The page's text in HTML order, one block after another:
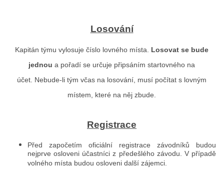
Losování
Kapitán týmu vylosuje číslo lovného místa. Losovat se bude
jednou a pořadí se určuje připsáním startovného na
účet. Nebude-li tým včas na losování, musí počítat s lovným
místem, které na něj zbude.
Registrace
Před započetím oficiální registrace závodníků budou
nejprve osloveni účastníci z předešlého závodu. V případě
volného místa budou osloveni další zájemci.